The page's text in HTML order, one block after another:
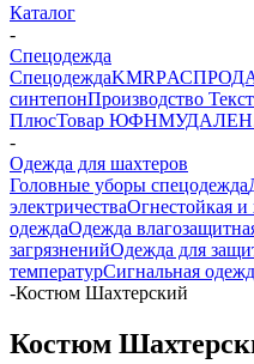
Каталог
-
Спецодежда
СпецодеждаKMR
синтепонПроизводство
ПлюсТовар ЮФНМ
-
Одежда для шахтеров
Головные уборы спецодежда
электричестваОгнестойкая и
одеждаОдежда
загрязненийОдежда для
температурСигнальная
-Костюм Шахтерский
Костюм